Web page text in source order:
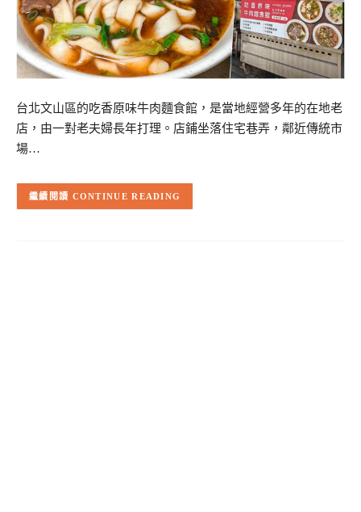
台北文山區的吃香原味牛肉麵食館，是當地經營多年的在地老
店，由一對老夫婦長年打理。店鋪坐落住宅巷弄，鄰近傳統市
場…
CONTINUE READING